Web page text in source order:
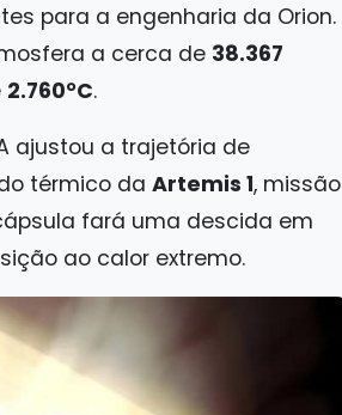
para a engenharia da Orion.
a cerca de 38.367
2.760°C.
ajustou a trajetória de
térmico da Artemis 1, missão
fará uma descida em
ao calor extremo.